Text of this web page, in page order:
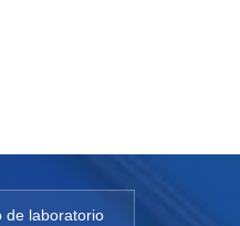
de laboratorio